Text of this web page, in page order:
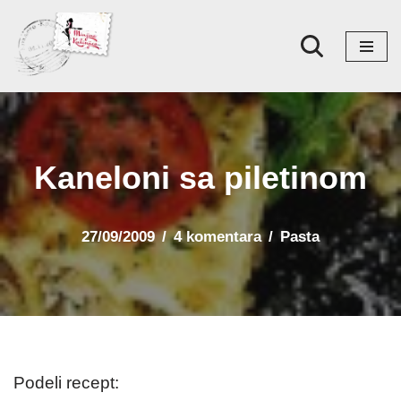
Skoči
na
sadržaj
Kaneloni sa piletinom
27/09/2009 4 komentara Pasta
Podeli recept: